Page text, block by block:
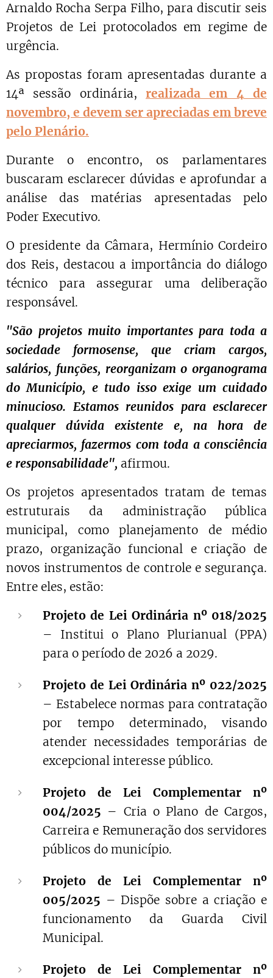
Arnaldo Rocha Serpa Filho, para discutir seis
Projetos de Lei protocolados em regime de
urgência.
As propostas foram apresentadas durante a
14ª sessão ordinária, realizada em 4 de
novembro, e devem ser apreciadas em breve
pelo Plenário.
Durante o encontro, os parlamentares
buscaram esclarecer dúvidas e aprofundar a
análise das matérias apresentadas pelo
Poder Executivo.
O presidente da Câmara, Hermínio Cordeiro
dos Reis, destacou a importância do diálogo
técnico para assegurar uma deliberação
responsável.
"São projetos muito importantes para toda a
sociedade formosense, que criam cargos,
salários, funções, reorganizam o organograma
do Município, e tudo isso exige um cuidado
minucioso. Estamos reunidos para esclarecer
qualquer dúvida existente e, na hora de
apreciarmos, fazermos com toda a consciência
e responsabilidade", afirmou.
Os projetos apresentados tratam de temas
estruturais da administração pública
municipal, como planejamento de médio
prazo, organização funcional e criação de
novos instrumentos de controle e segurança.
Entre eles, estão:
Projeto de Lei Ordinária nº 018/2025
– Institui o Plano Plurianual (PPA)
para o período de 2026 a 2029.
Projeto de Lei Ordinária nº 022/2025
– Estabelece normas para contratação
por tempo determinado, visando
atender necessidades temporárias de
excepcional interesse público.
Projeto de Lei Complementar nº
004/2025 – Cria o Plano de Cargos,
Carreira e Remuneração dos servidores
públicos do município.
Projeto de Lei Complementar nº
005/2025 – Dispõe sobre a criação e
funcionamento da Guarda Civil
Municipal.
Projeto de Lei Complementar nº